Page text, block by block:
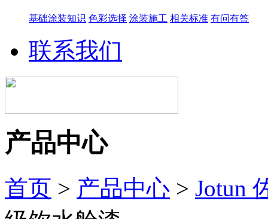
基础涂装知识 色彩选择 涂装施工 相关标准 有问有答
联系我们
产品中心
首页 > 产品中心 > Jotun